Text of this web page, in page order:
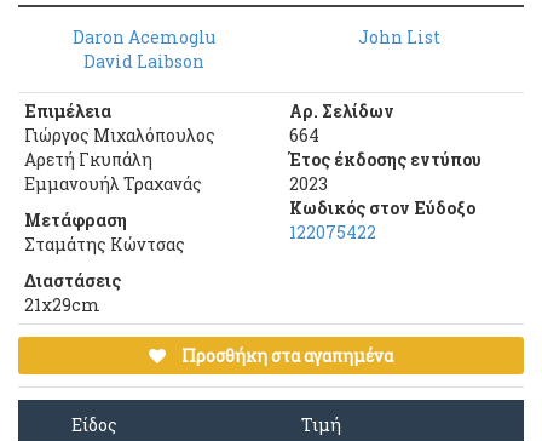
Daron Acemoglu
David Laibson
John List
Επιμέλεια
Γιώργος Μιχαλόπουλος
Αρετή Γκυπάλη
Εμμανουήλ Τραχανάς
Μετάφραση
Σταμάτης Κώντσας
Διαστάσεις
21x29cm
Αρ. Σελίδων
664
Έτος έκδοσης εντύπου
2023
Κωδικός στον Εύδοξο
122075422
Προσθήκη στα αγαπημένα
Είδος
Τιμή